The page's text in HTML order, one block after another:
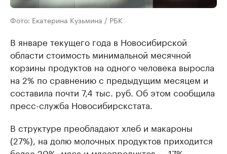
Фото: Екатерина Кузьмина / РБК
В январе текущего года в Новосибирской
области стоимость минимальной месячной
корзины продуктов на одного человека выросла
на 2% по сравнению с предыдущим месяцем и
составила почти 7,4 тыс. руб. Об этом сообщила
пресс-служба Новосибирскстата.
В структуре преобладают хлеб и макароны
(27%), на долю молочных продуктов приходится